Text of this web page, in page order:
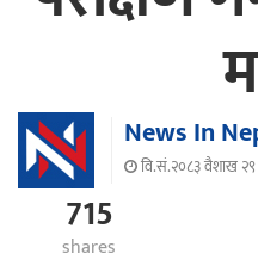
News In
वि.सं.२०८३ वैशाख
715
shares